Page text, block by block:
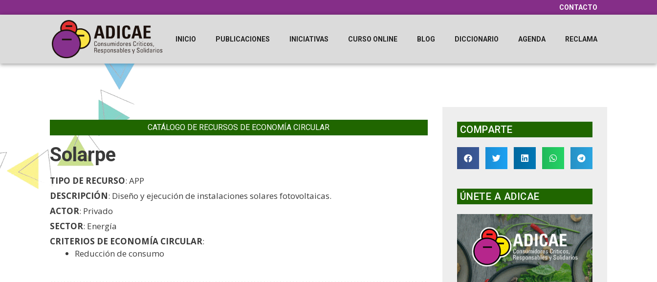
CONTACTO
INICIO PUBLICACIONES INICIATIVAS CURSO ONLINE BLOG DICCIONARIO AGENDA RECLAMA
CATÁLOGO DE RECURSOS DE ECONOMÍA CIRCULAR
Solarpe
TIPO DE RECURSO: APP
DESCRIPCIÓN: Diseño y ejecución de instalaciones solares fotovoltaicas.
ACTOR: Privado
SECTOR: Energía
CRITERIOS DE ECONOMÍA CIRCULAR:
Reducción de consumo
COMPARTE
ÚNETE A ADICAE